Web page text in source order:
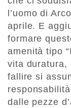
l’uomo di
aprile. E
formare
amenità tipo
vita duratura,
fallire si
dalle pezze